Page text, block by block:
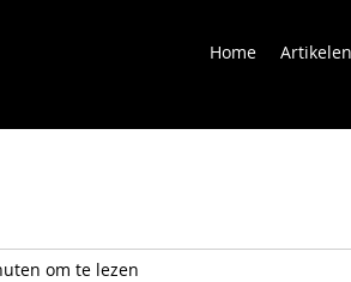
Home Artikelen
om te lezen